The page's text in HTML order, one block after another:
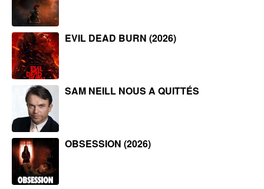
EVIL DEAD BURN (2026)
SAM NEILL NOUS A QUITTÉS
OBSESSION (2026)